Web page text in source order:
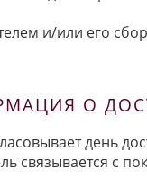
и/или его
О
день
связывается с